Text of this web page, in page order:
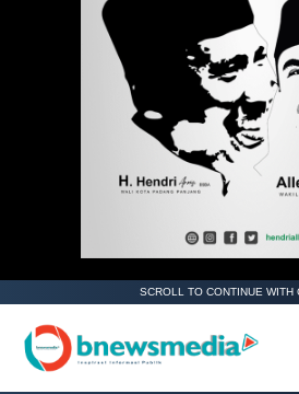
SCROLL TO CONTINUE WITH
. Ukuran gambar 480px x 600px